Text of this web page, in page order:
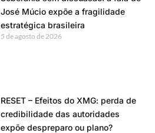
José Múcio expõe a fragilidade
estratégica brasileira
5 de agosto de 2026
RESET – Efeitos do XMG: perda de
credibilidade das autoridades
expõe despreparo ou plano?